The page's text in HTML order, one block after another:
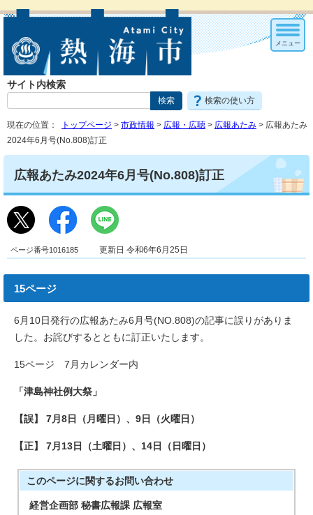
サイト内検索
検索の使い方
メニュー
現在の位置： トップページ > 市政情報 > 広報・広聴 > 広報あたみ > 広報あたみ
2024年6月号(No.808)訂正
広報あたみ2024年6月号(No.808)訂正
ページ番号1016185 更新日 令和6年6月25日
15ページ
6月10日発行の広報あたみ6月号(NO.808)の記事に誤りがありま
した。お詫びするとともに訂正いたします。
15ページ 7月カレンダー内
「津島神社例大祭」
【誤】 7月8日（月曜日）、9日（火曜日）
【正】 7月13日（土曜日）、14日（日曜日）
このページに関するお問い合わせ
経営企画部 秘書広報課 広報室